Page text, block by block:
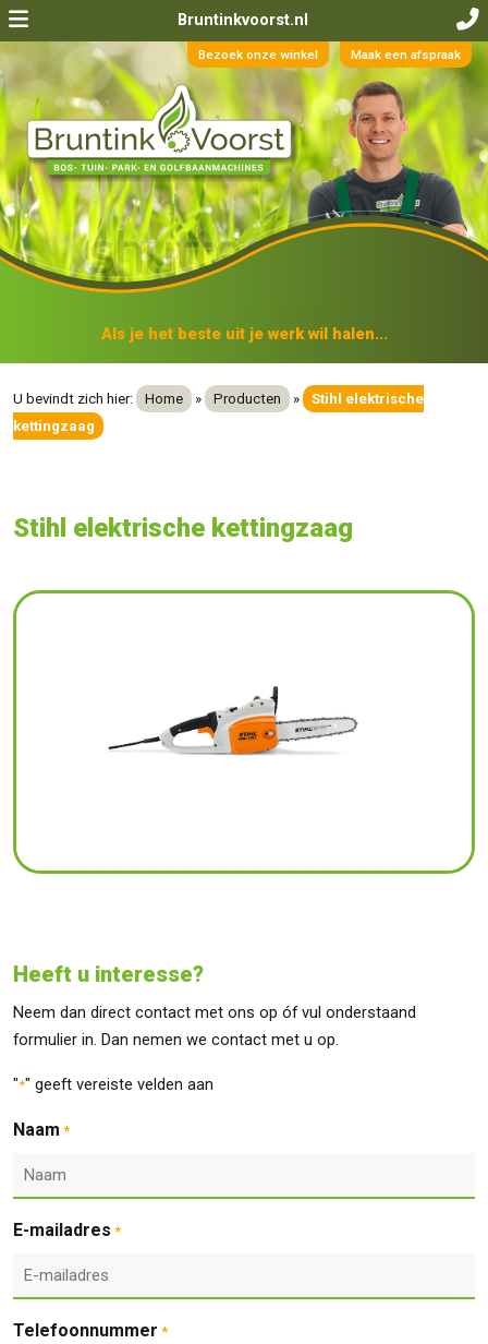
Bruntinkvoorst.nl
Bezoek onze winkel Maak een afspraak
Als je het beste uit je werk wil halen...
U bevindt zich hier: Home » Producten »
Stihl elektrische
kettingzaag
Stihl elektrische kettingzaag
Heeft u interesse?
Neem dan direct contact met ons op óf vul onderstaand
formulier in. Dan nemen we contact met u op.
"*" geeft vereiste velden aan
Naam *
E-mailadres *
Telefoonnummer *